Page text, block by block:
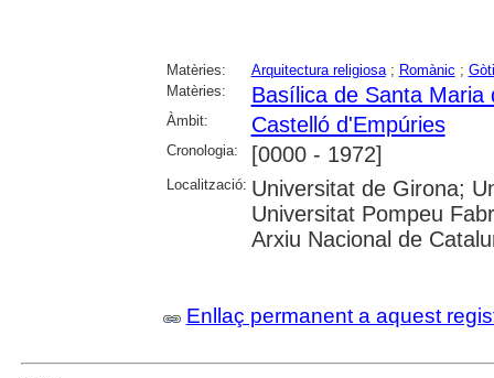
Matèries: Arquitectura religiosa; Romànic ;
Matèries:
Basílica de Santa Maria
Àmbit: Castelló d'Empúries
Cronologia: [0000 - 1972]
Localització: Universitat de Girona;
Universitat Pompeu
Arxiu Nacional de
Enllaç permanent a aquest